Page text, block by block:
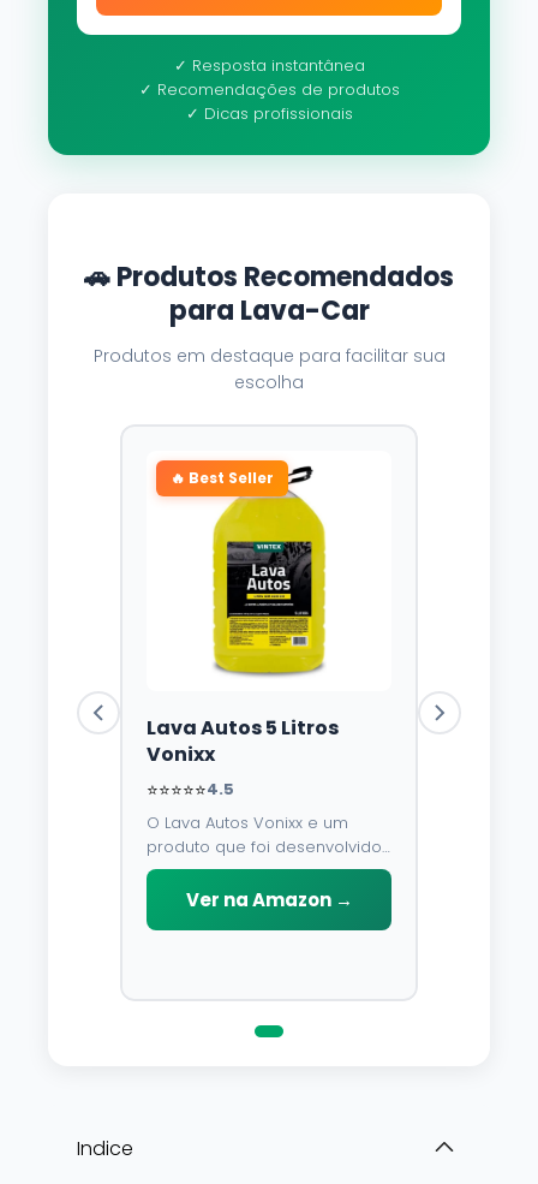
✓ Resposta instantânea
✓ Recomendações de produtos
✓ Dicas profissionais
🚗 Produtos Recomendados
para Lava-Car
Produtos em destaque para facilitar sua
escolha
🔥 Best Seller
Lava Autos 5 Litros
Vonixx
⭐⭐⭐⭐⭐4.5
O Lava Autos Vonixx e um
produto que foi desenvolvido
para limpar, proteger e
conservar a lataria do veiculo.
Por possuir pH neutro, pode
Ver na Amazon →
Indice